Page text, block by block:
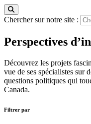
Chercher sur notre site :
Perspectives
Découvrez les projets
vue de ses spécialistes sur
questions politiques qui
Canada.
Filtrer par